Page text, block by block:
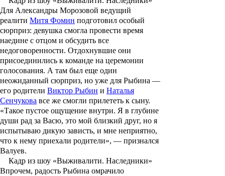
Для Александры Морозовой ведущий
реалити Митя Фомин подготовил особый
сюрприз: девушка смогла провести время
наедине с отцом и обсудить все
недоговоренности. Отдохнувшие они
присоединились к команде на церемонии
голосования. А там был еще один
неожиданный сюрприз, но уже для Рыбина —
его родители Виктор Рыбин и Наталья
Сенчукова все же смогли прилететь к сыну.
«Такое пустое ощущение внутри. Я в глубине
души рад за Васю, это мой близкий друг, но я
испытываю дикую зависть, и мне неприятно,
что к нему приехали родители», — признался
Валуев.
Кадр из шоу «Выживалити. Наследники»
Впрочем, радость Рыбина омрачило